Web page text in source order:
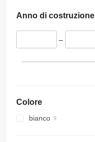
Anno di costruzione
–
Colore
bianco